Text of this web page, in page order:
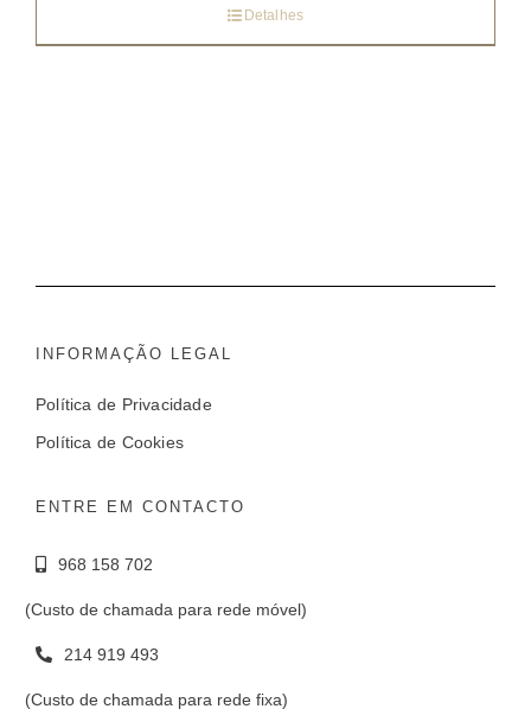
Detalhes
INFORMAÇÃO LEGAL
Política de Privacidade
Política de Cookies
ENTRE EM CONTACTO
968 158 702
(Custo de chamada para rede móvel)
214 919 493
(Custo de chamada para rede fixa)